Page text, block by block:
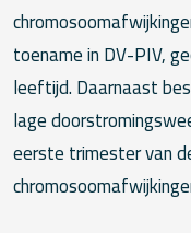
toename in DV-PIV,
leeftijd. Daarnaast
lage
eerste trimester van